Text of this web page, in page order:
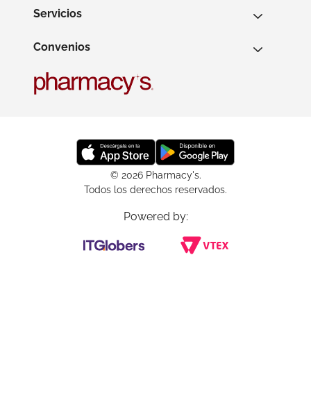
Servicios
Convenios
© 2026 Pharmacy's.
Todos los derechos reservados.
Powered by: